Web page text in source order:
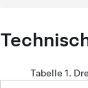
Tabelle 1.